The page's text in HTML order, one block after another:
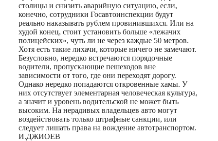
столицы и снизить аварийную ситуацию, если,
конечно, сотрудники Госавтоинспекции будут
реально наказывать рублем провинившихся. Или на
худой конец, стоит установить больше «лежачих
полицейских», чуть ли не через каждые 50 метров.
Хотя есть такие лихачи, которые ничего не замечают.
Безусловно, нередко встречаются порядочные
водители, пропускающие пешеходов вне
зависимости от того, где они переходят дорогу.
Однако нередко попадаются откровенные хамы. У
них отсутствует элементарная человеческая культура,
а значит и уровень водительской не может быть
высоким. На нерадивых владельцев авто могут
воздействовать только штрафные санкции, или
следует лишать права на вождение автотранспортом.
И.ДЖИОЕВ